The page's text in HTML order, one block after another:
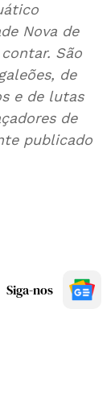
Nova de
São
de
e de lutas
de
publicado
Siga-nos